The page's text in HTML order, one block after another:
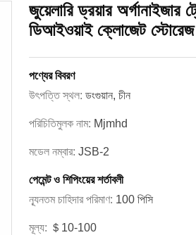
জুয়েলারি ড্রয়ার অর্গানাইজার
ডিআইওয়াই ক্লোজেট স্টোরেজ
পণ্যের বিবরণ
উৎপত্তি স্থল: ডংগুয়ান, চীন
পরিচিতিমুলক নাম: Mjmhd
মডেল নম্বার: JSB-2
পেমেন্ট ও শিপিংয়ের শর্তাবলী
ন্যূনতম চাহিদার পরিমাণ: 100 পিসি
মূল্য: ＄10-100